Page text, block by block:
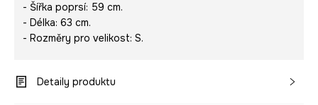
- Šířka poprsí: 59 cm.
- Délka: 63 cm.
- Rozměry pro velikost: S.
Detaily produktu